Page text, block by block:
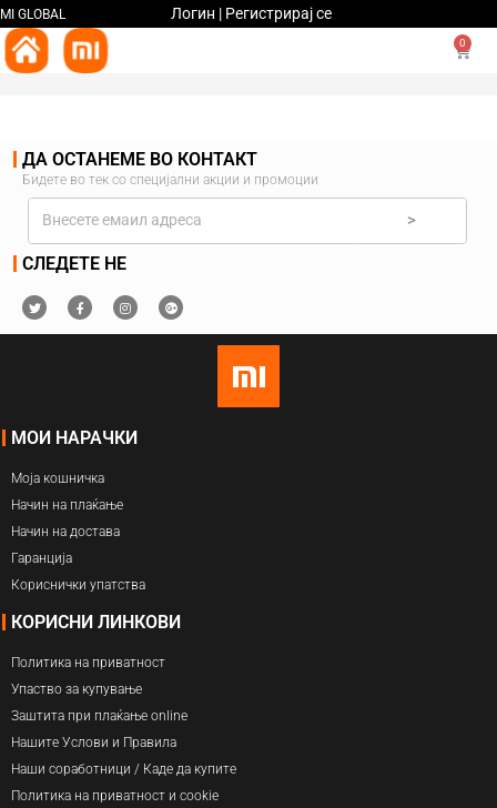
MI GLOBAL Логин | Регистрирај се
0
ДА ОСТАНЕМЕ ВО КОНТАКТ
Бидете во тек со специјални акции и промоции
>
СЛЕДЕТЕ НЕ
МОИ НАРАЧКИ
Моја кошничка
Начин на плаќање
Начин на достава
Гаранција
Кориснички упатства
КОРИСНИ ЛИНКОВИ
Политика на приватност
Упаство за купување
Заштита при плаќање online
Нашите Услови и Правила
Наши соработници / Каде да купите
Политика на приватност и cookie